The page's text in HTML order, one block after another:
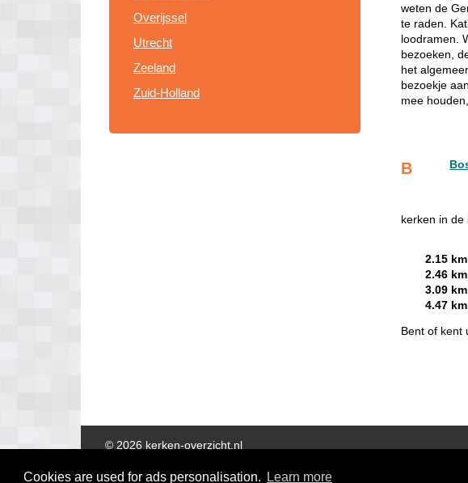
Cookies are used for ads personalisation. Learn more
Overijssel
Utrecht
Zeeland
Zuid-Holland
weten de
te raden.
loodramen.
bezoeken,
het
bezoekje
mee
B
kerken in de
2.15 km
2.46 km
3.09 km
4.47 km
Bent of kent
© 2026 kerken-overzicht.nl